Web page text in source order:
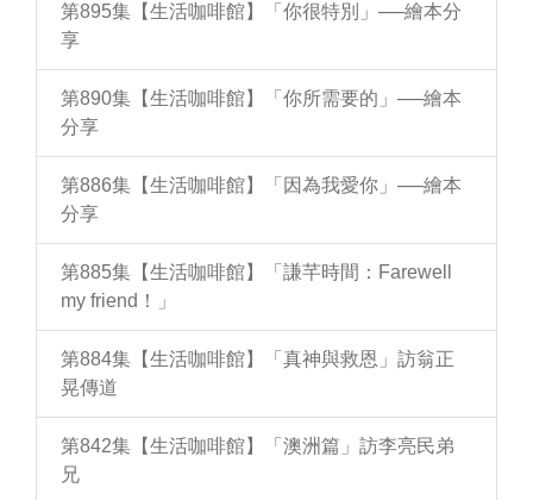
第895集【生活咖啡館】「你很特別」──繪本分
享
第890集【生活咖啡館】「你所需要的」──繪本
分享
第886集【生活咖啡館】「因為我愛你」──繪本
分享
第885集【生活咖啡館】「謙芊時間：Farewell
my friend！」
第884集【生活咖啡館】「真神與救恩」訪翁正
晃傳道
第842集【生活咖啡館】「澳洲篇」訪李亮民弟
兄